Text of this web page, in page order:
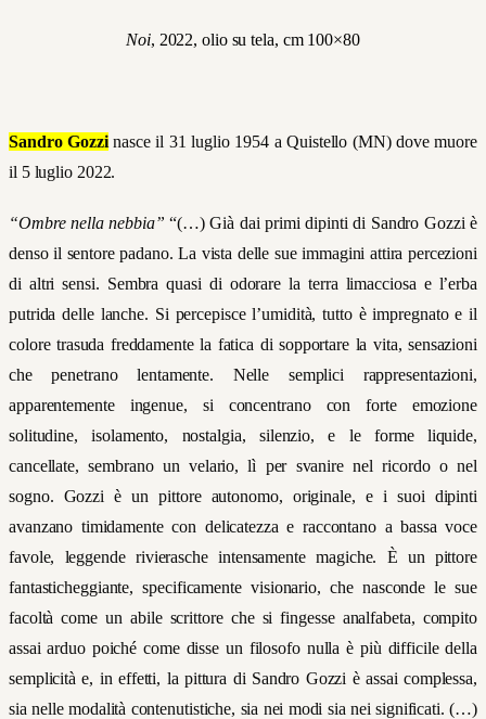
Noi, 2022, olio su tela, cm 100×80
Sandro Gozzinasce il 31 luglio 1954 a Quistello (MN) dove muore
il 5 luglio 2022.
“Ombre nella nebbia” “(…) Già dai primi dipinti di Sandro Gozzi è
denso il sentore padano. La vista delle sue immagini attira percezioni
di altri sensi. Sembra quasi di odorare la terra limacciosa e l’erba
putrida delle lanche. Si percepisce l’umidità, tutto è impregnato e il
colore trasuda freddamente la fatica di sopportare la vita, sensazioni
che penetrano lentamente. Nelle semplici rappresentazioni,
apparentemente ingenue, si concentrano con forte emozione
solitudine, isolamento, nostalgia, silenzio, e le forme liquide,
cancellate, sembrano un velario, lì per svanire nel ricordo o nel
sogno. Gozzi è un pittore autonomo, originale, e i suoi dipinti
avanzano timidamente con delicatezza e raccontano a bassa voce
favole, leggende rivierasche intensamente magiche. È un pittore
fantasticheggiante, specificamente visionario, che nasconde le sue
facoltà come un abile scrittore che si fingesse analfabeta, compito
assai arduo poiché come disse un filosofo nulla è più difficile della
semplicità e, in effetti, la pittura di Sandro Gozzi è assai complessa,
sia nelle modalità contenutistiche, sia nei modi sia nei significati. (…)